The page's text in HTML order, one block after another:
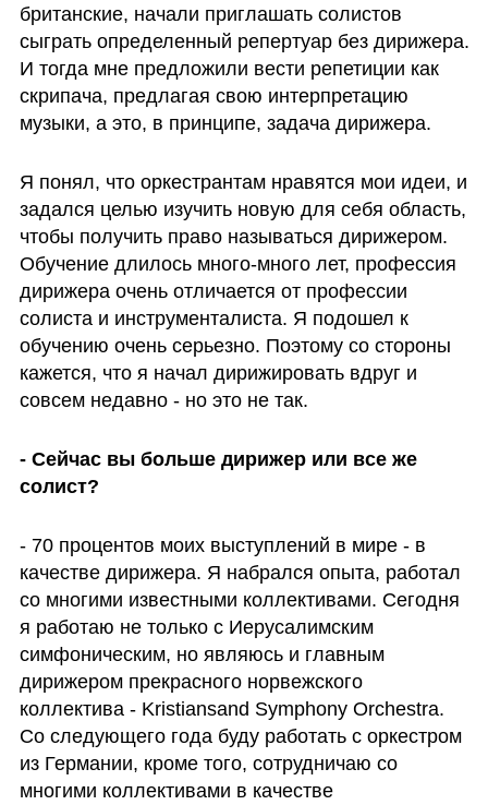
британские, начали приглашать солистов
сыграть определенный репертуар без дирижера.
И тогда мне предложили вести репетиции как
скрипача, предлагая свою интерпретацию
музыки, а это, в принципе, задача дирижера.
Я понял, что оркестрантам нравятся мои идеи, и
задался целью изучить новую для себя область,
чтобы получить право называться дирижером.
Обучение длилось много-много лет, профессия
дирижера очень отличается от профессии
солиста и инструменталиста. Я подошел к
обучению очень серьезно. Поэтому со стороны
кажется, что я начал дирижировать вдруг и
совсем недавно - но это не так.
- Сейчас вы больше дирижер или все же
солист?
- 70 процентов моих выступлений в мире - в
качестве дирижера. Я набрался опыта, работал
со многими известными коллективами. Сегодня
я работаю не только с Иерусалимским
симфоническим, но являюсь и главным
дирижером прекрасного норвежского
коллектива - Kristiansand Symphony Orchestra.
Со следующего года буду работать с оркестром
из Германии, кроме того, сотрудничаю со
многими коллективами в качестве